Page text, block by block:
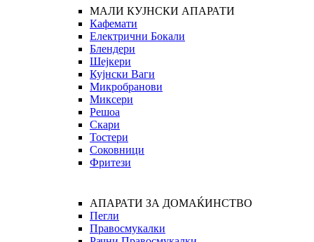
МАЛИ КУЈНСКИ АПАРАТИ
Кафемати
Електрични Бокали
Блендери
Шејкери
Кујнски Ваги
Микробранови
Миксери
Решоа
Скари
Тостери
Соковници
Фритези
АПАРАТИ ЗА ДОМАЌИНСТВО
Пегли
Правосмукалки